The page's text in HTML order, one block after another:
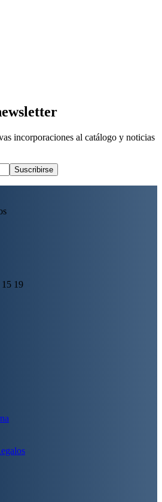
incorporaciones al catálogo y noticias
Suscribirse
19